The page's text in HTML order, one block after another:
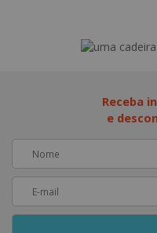
Receba
e